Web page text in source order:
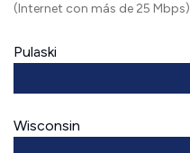
(Internet con más de 25 Mbps)
Pulaski
Wisconsin